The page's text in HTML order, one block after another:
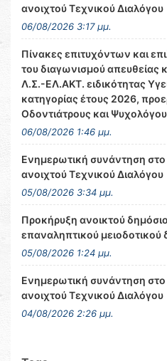
ανοιχτού Τεχνικού Διαλόγου
06/08/2026 3:17 μμ.
Πίνακες επιτυχόντων και
του διαγωνισμού απευθείας
Λ.Σ.-ΕΛ.ΑΚΤ. ειδικότητας
κατηγορίας έτους 2026,
Οδοντιάτρους και
06/08/2026 1:46 μμ.
Ενημερωτική συνάντηση στο
ανοιχτού Τεχνικού Διαλόγου
05/08/2026 3:34 μμ.
Προκήρυξη ανοικτού
επαναληπτικού μειοδοτικού
05/08/2026 1:24 μμ.
Ενημερωτική συνάντηση στο
ανοιχτού Τεχνικού Διαλόγου
04/08/2026 2:26 μμ.